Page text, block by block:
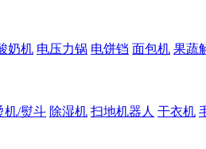
奶机 电压力锅 电饼铛 面包机 果蔬
机/熨斗 除湿机 扫地机器人 干衣机